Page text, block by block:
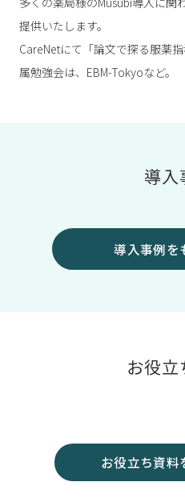
提供いたします。
CareNetにて「論文で探る服薬
属勉強会は、EBM-Tokyoなど。
導入
導入事例を
お役立
お役立ち資料